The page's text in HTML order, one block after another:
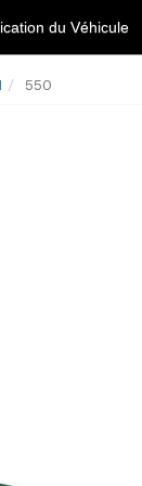
du Véhicule
550